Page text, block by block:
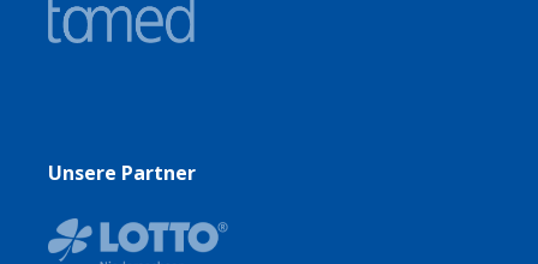
Unsere Partner